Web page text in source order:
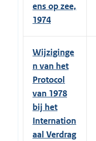
ens op zee,
1974
Wijziginge
n van het
Protocol
van 1978
bij het
Internation
aal Verdrag